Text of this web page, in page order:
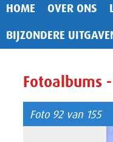
HOME OVER ONS
BIJZONDERE
Fotoalbums
Foto 92 van 155